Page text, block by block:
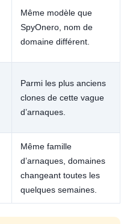
Même modèle que
SpyOnero, nom de
domaine différent.
Parmi les plus anciens
clones de cette vague
d’arnaques.
Même famille
d’arnaques, domaines
changeant toutes les
quelques semaines.